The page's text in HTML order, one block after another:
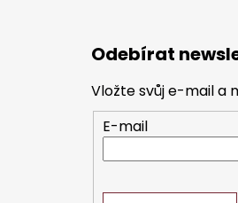
Odebírat
Vložte svůj e-mail a
E-mail